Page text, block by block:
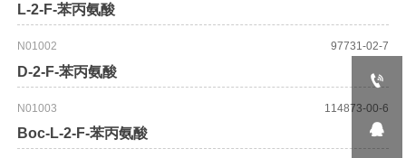
L-2-F-苯丙氨酸
N01002
D-2-F-苯丙氨酸
97731-02-7
N01003
Boc-L-2-F-苯丙氨酸
114873-00-6

